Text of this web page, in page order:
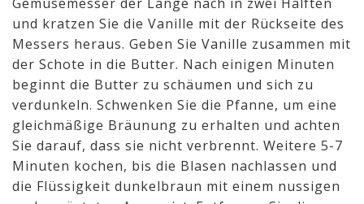
und kratzen Sie die Vanille mit der Rückseite des
Messers heraus. Geben Sie Vanille zusammen mit
der Schote in die Butter. Nach einigen Minuten
beginnt die Butter zu schäumen und sich zu
verdunkeln. Schwenken Sie die Pfanne, um eine
gleichmäßige Bräunung zu erhalten und achten
Sie darauf, dass sie nicht verbrennt. Weitere 5-7
Minuten kochen, bis die Blasen nachlassen und
die Flüssigkeit dunkelbraun mit einem nussigen